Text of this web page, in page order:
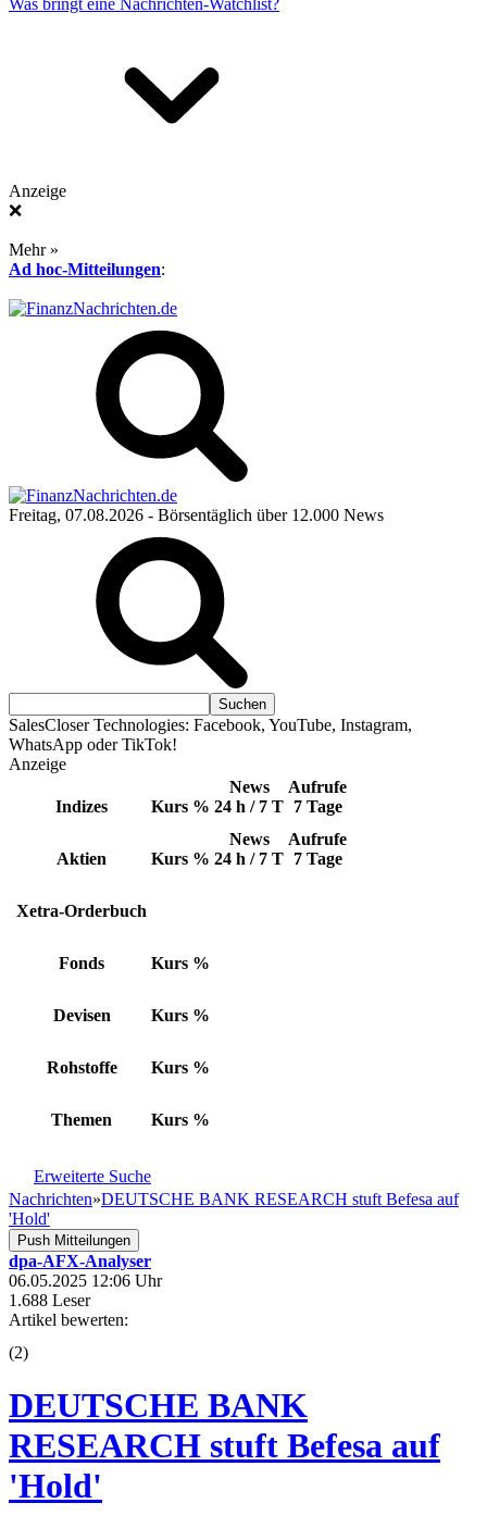
Was bringt eine Nachrichten-Watchlist?
Anzeige
❌
Mehr »
Ad hoc-Mitteilungen:
Freitag, 07.08.2026 - Börsentäglich über 12.000 News
SalesCloser Technologies: Facebook, YouTube, Instagram,
WhatsApp oder TikTok!
Anzeige
Indizes Kurs %
News
24 h / 7 T
Aufrufe
7 Tage
Aktien Kurs %
News
24 h / 7 T
Aufrufe
7 Tage
Xetra-Orderbuch
Fonds Kurs %
Devisen Kurs %
Rohstoffe Kurs %
Themen Kurs %
Erweiterte Suche
Nachrichten»DEUTSCHE BANK RESEARCH stuft Befesa auf
'Hold'
Push Mitteilungen
dpa-AFX-Analyser
06.05.2025 12:06 Uhr
1.688 Leser
Artikel bewerten:
(2)
DEUTSCHE BANK
RESEARCH stuft Befesa auf
'Hold'